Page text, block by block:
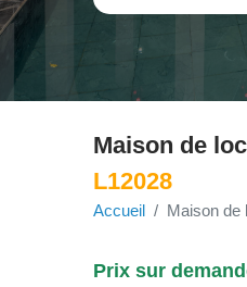
Maison de
L12028
Accueil Maison de
Prix sur